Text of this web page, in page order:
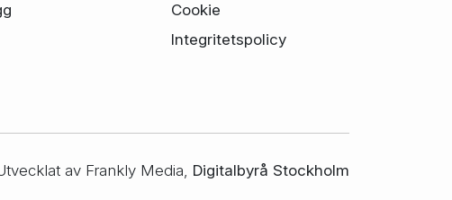
Cookie
Integritetspolicy
av Frankly Media, Digitalbyrå Stockholm